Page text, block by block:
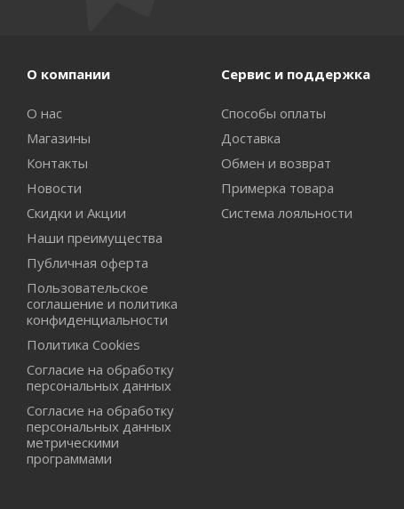
О компании
О нас
Магазины
Контакты
Новости
Скидки и Акции
Наши преимущества
Публичная оферта
Пользовательское
соглашение и политика
конфиденциальности
Политика Cookies
Согласие на обработку
персональных данных
Согласие на обработку
персональных данных
метрическими
программами
Сервис и поддержка
Способы оплаты
Доставка
Обмен и возврат
Примерка товара
Система лояльности